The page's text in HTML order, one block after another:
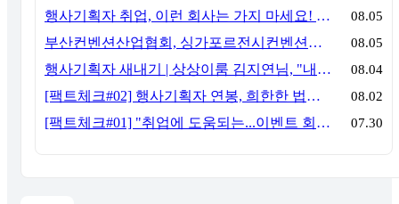
행사기획자 취업, 이런 회사는 가지 마세요! 신입이 꼭 알아야 할 5가지 기준[이벤트산업 팩트체크#3] 08.05
부산컨벤션산업협회, 싱가포르전시컨벤션협회(SACEOS)와 업무협약 체결… 아시아 마이스 협력 확대 08.05
행사기획자 새내기 | 상상이룸 김지연님, "내 맘대로, 내 뜻대로 행사를 만든다 08.04
[팩트체크#02] 행사기획자 연봉, 희한한 법칙~ '첨에는 비실, 3년만 지나면 튼실' 08.02
[팩트체크#01] "취업에 도움되는...이벤트 회사, 어떻게 구분할까?"… 1인당 매출 '3억 원'의 법칙 07.30